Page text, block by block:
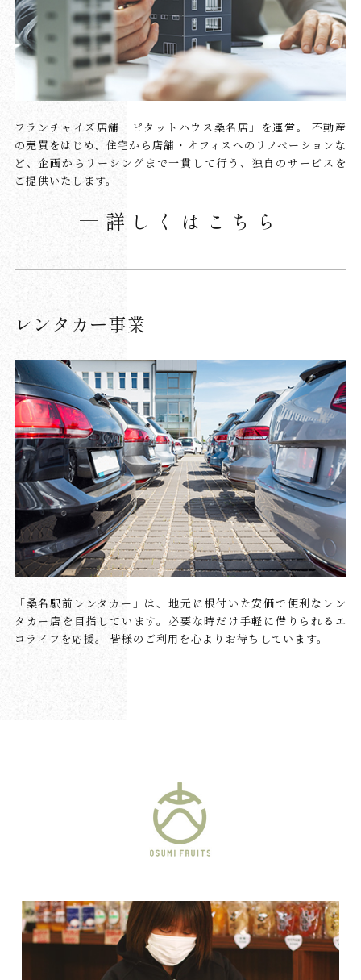
フランチャイズ店舗「ピタットハウス桑名店」を運営。
不動産
の売買をはじめ、住宅から店舗・オフィスへのリノベーションな
ど、企画からリーシングまで一貫して行う、独自のサービスを
ご提供いたします。
詳しくはこちら
レンタカー事業
「桑名駅前レンタカー」は、地元に根付いた安価で便利なレン
タカー店を目指しています。必要な時だけ手軽に借りられるエ
コライフを応援。
皆様のご利用を心よりお待ちしています。